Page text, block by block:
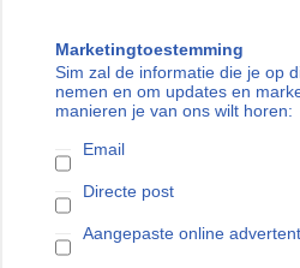
Marketingtoestemming
Sim zal de informatie die je op
nemen en om updates en
manieren je van ons wilt horen:
Email
Directe post
Aangepaste online